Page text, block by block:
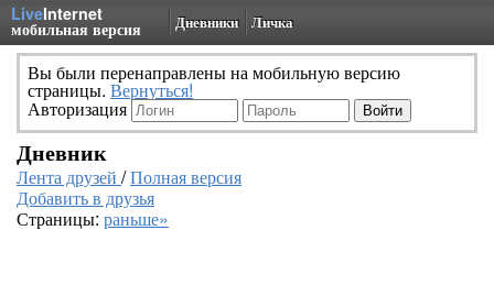
LiveInternet
мобильная версия Дневники Личка
Вы были перенаправлены на мобильную версию
страницы. Вернуться!
Авторизация
Дневник
Лента друзей /Полная версия
Добавить в друзья
Страницы: раньше»